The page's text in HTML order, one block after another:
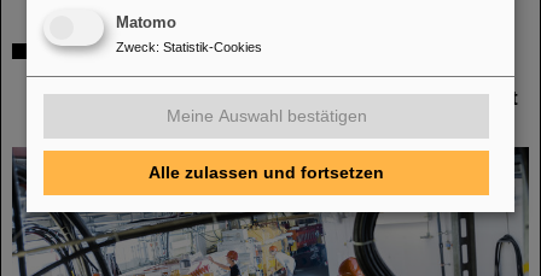
Italienisch-deutsche Wissenschaftskooperation:
CNAO in Pavia erhält Fördermittel von über
385.000 Euro für gemeinsames Forschungsprojekt
mit GSI in Darmstadt
Matomo
Zweck: Statistik-Cookies
Meine Auswahl bestätigen
Alle zulassen und fortsetzen